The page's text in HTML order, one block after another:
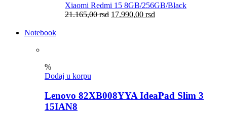
Xiaomi Redmi 15 8GB/256GB/Black
21.165,00rsd 17.990,00 rsd
Notebook
%
Dodaj u korpu
Lenovo 82XB008YYA IdeaPad Slim 3
15IAN8